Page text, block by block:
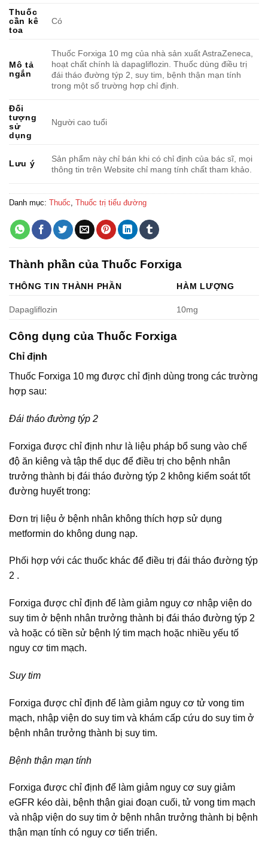
Thuốc
cần kê
toa
Có
Mô tả
ngắn
Thuốc Forxiga 10 mg của nhà sản xuất AstraZeneca,
hoạt chất chính là dapagliflozin. Thuốc dùng điều trị
đái tháo đường týp 2, suy tim, bệnh thận mạn tính
trong một số trường hợp chỉ định.
Đối
tượng
sử
dụng
Người cao tuổi
Lưu ý
Sản phẩm này chỉ bán khi có chỉ định của bác sĩ, mọi
thông tin trên Website chỉ mang tính chất tham khảo.
Danh mục: Thuốc, Thuốc trị tiểu đường
Thành phần của Thuốc Forxiga
THÔNG TIN THÀNH PHẦN HÀM LƯỢNG
Dapagliflozin 10mg
Công dụng của Thuốc Forxiga
Chỉ định
Thuốc Forxiga 10 mg được chỉ định dùng trong các trường
hợp sau:
Đái tháo đường týp 2
Forxiga được chỉ định như là liệu pháp bổ sung vào chế
độ ăn kiêng và tập thể dục để điều trị cho bệnh nhân
trưởng thành bị đái tháo đường týp 2 không kiểm soát tốt
đường huyết trong:
Đơn trị liệu ở bệnh nhân không thích hợp sử dụng
metformin do không dung nạp.
Phối hợp với các thuốc khác để điều trị đái tháo đường týp
2 .
Forxiga được chỉ định để làm giảm nguy cơ nhập viện do
suy tim ở bệnh nhân trưởng thành bị đái tháo đường týp 2
và hoặc có tiền sử bệnh lý tim mạch hoặc nhiều yếu tố
nguy cơ tim mạch.
Suy tim
Forxiga được chỉ định để làm giảm nguy cơ tử vong tim
mạch, nhập viện do suy tim và khám cấp cứu do suy tim ở
bệnh nhân trưởng thành bị suy tim.
Bệnh thận mạn tính
Forxiga được chỉ định để làm giảm nguy cơ suy giảm
eGFR kéo dài, bệnh thận giai đoạn cuối, tử vong tim mạch
và nhập viện do suy tim ở bệnh nhân trưởng thành bị bệnh
thận mạn tính có nguy cơ tiến triển.